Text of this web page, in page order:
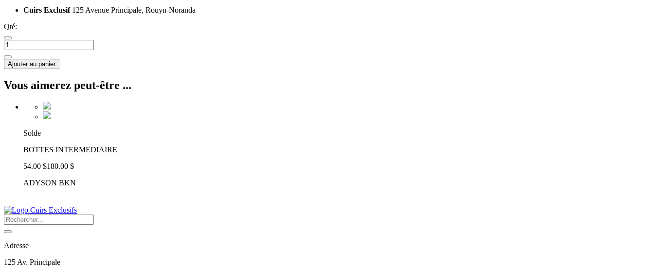
Cuirs Exclusif 125 Avenue Principale, Rouyn-Noranda
Qté:
Ajouter au panier
Vous aimerez peut-être ...
Solde
BOTTES INTERMEDIAIRE
54.00 $180.00 $
ADYSON BKN
Adresse
125 Av. Principale